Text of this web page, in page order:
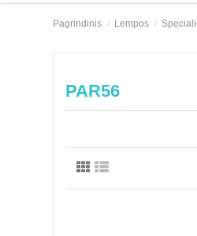
Pagrindinis Lempos
PAR56